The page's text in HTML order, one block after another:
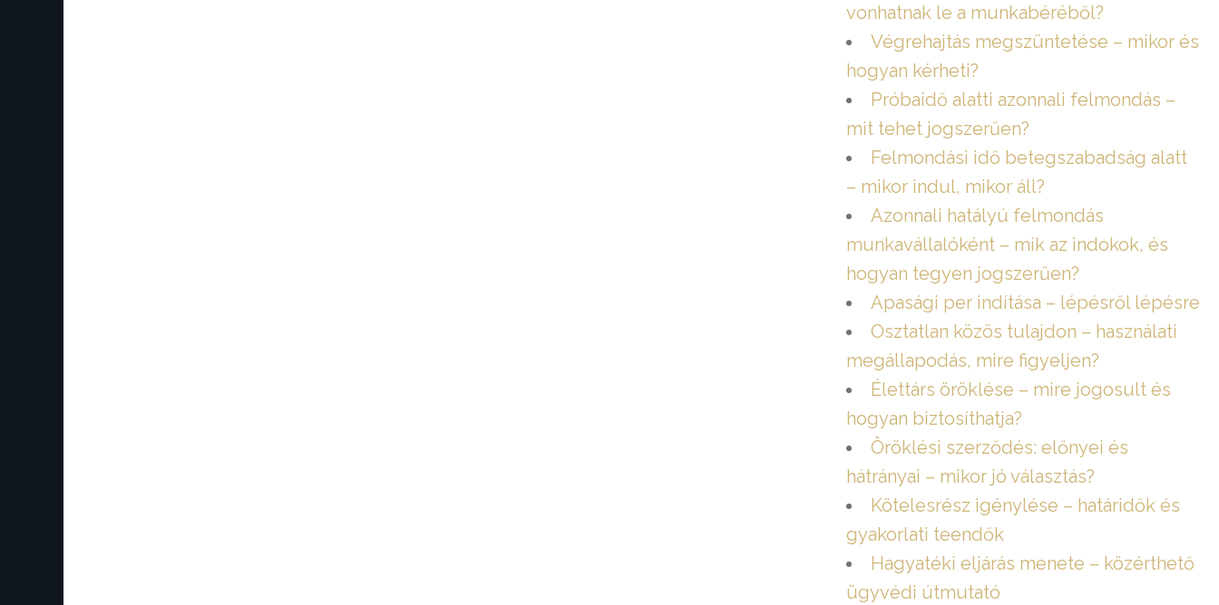
vonhatnak le a munkabéréből?
Végrehajtás megszüntetése – mikor és
hogyan kérheti?
Próbaidő alatti azonnali felmondás –
mit tehet jogszerűen?
Felmondási idő betegszabadság alatt
– mikor indul, mikor áll?
Azonnali hatályú felmondás
munkavállalóként – mik az indokok, és
hogyan tegyen jogszerűen?
Apasági per indítása – lépésről lépésre
Osztatlan közös tulajdon – használati
megállapodás, mire figyeljen?
Élettárs öröklése – mire jogosult és
hogyan biztosíthatja?
Öröklési szerződés: előnyei és
hátrányai – mikor jó választás?
Kötelesrész igénylése – határidők és
gyakorlati teendők
Hagyatéki eljárás menete – közérthető
ügyvédi útmutató